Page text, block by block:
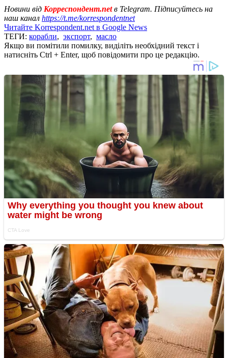
Новини від Корреспондент.netв Telegram. Підписуйтесь на
наш канал https://t.me/korrespondentnet
Читайте Korrespondent.net в Google News
ТЕГИ: корабли, экспорт, масло
Якщо ви помітили помилку, виділіть необхідний текст і
натисніть Ctrl + Enter, щоб повідомити про це редакцію.